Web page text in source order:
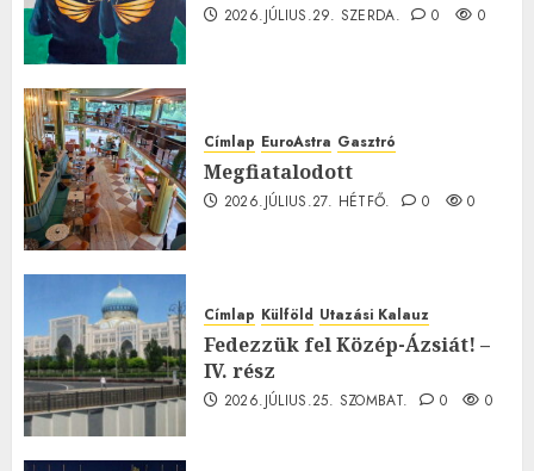
2026.JÚLIUS.29. SZERDA. 0 0
Címlap EuroAstra Gasztró
Megfiatalodott
2026.JÚLIUS.27. HÉTFŐ. 0 0
Címlap Külföld Utazási Kalauz
Fedezzük fel Közép-Ázsiát! –
IV. rész
2026.JÚLIUS.25. SZOMBAT. 0 0